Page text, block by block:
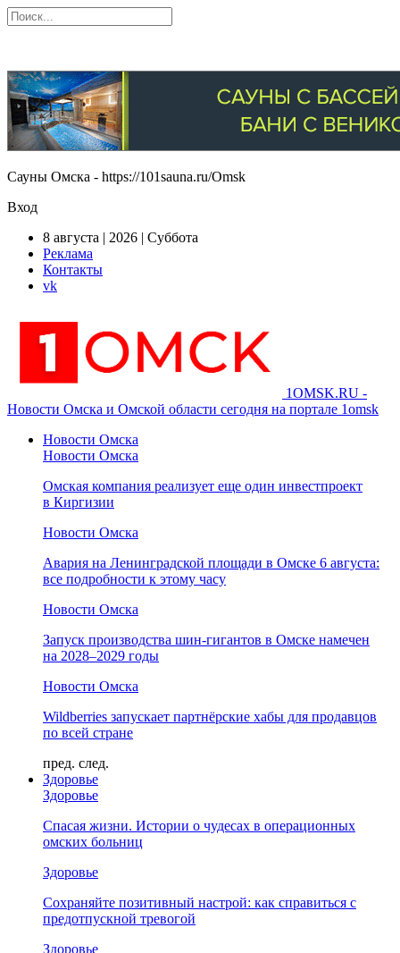
Сауны Омска - https://101sauna.ru/Omsk
Вход
8 августа | 2026 | Суббота
Реклама
Контакты
vk
1OMSK.RU -
Новости Омска и Омской области сегодня на портале 1omsk
Новости Омска
Новости Омска
Омская компания реализует еще один инвестпроект
в Киргизии
Новости Омска
Авария на Ленинградской площади в Омске 6 августа:
все подробности к этому часу
Новости Омска
Запуск производства шин-гигантов в Омске намечен
на 2028–2029 годы
Новости Омска
Wildberries запускает партнёрские хабы для продавцов
по всей стране
пред. след.
Здоровье
Здоровье
Спасая жизни. Истории о чудесах в операционных
омских больниц
Здоровье
Сохраняйте позитивный настрой: как справиться с
предотпускной тревогой
Здоровье